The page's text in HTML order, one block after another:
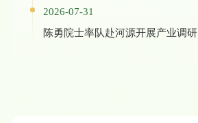
2026-07-31
陈勇院士率队赴河源开展产业调研